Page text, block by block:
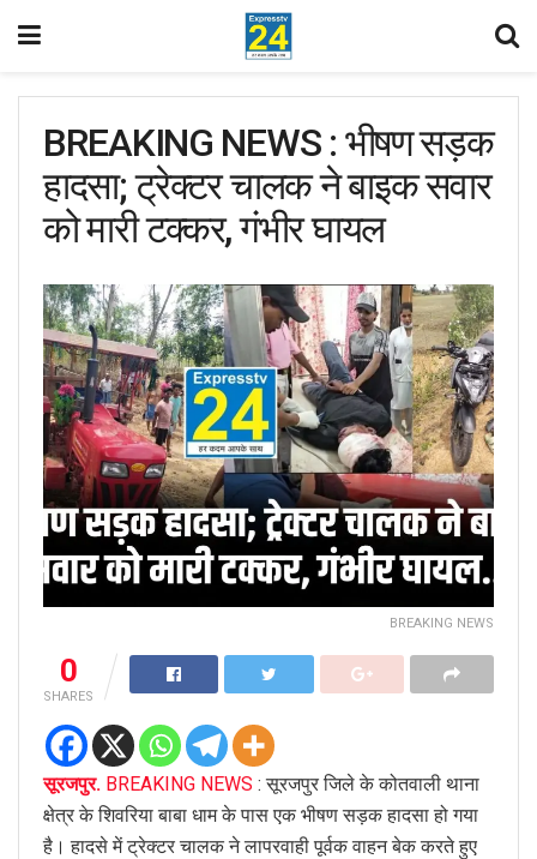
BREAKING NEWS : भीषण सड़क
हादसा; ट्रेक्टर चालक ने बाइक सवार
को मारी टक्कर, गंभीर घायल
BREAKING NEWS
0
SHARES
सूरजपुर. BREAKING NEWS : सूरजपुर जिले के कोतवाली थाना
क्षेत्र के शिवरिया बाबा धाम के पास एक भीषण सड़क हादसा हो गया
है। हादसे में ट्रेक्टर चालक ने लापरवाही पूर्वक वाहन बेक करते हुए